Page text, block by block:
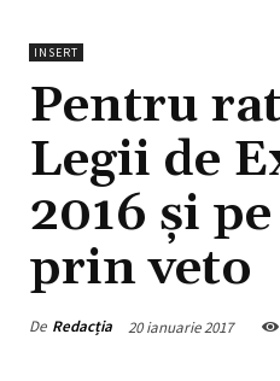
INSERT
Pentru
Legii de
2016 și
prin veto
De Redacția 20 ianuarie 2017